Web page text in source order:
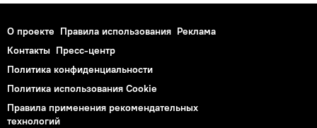
О проекте Правила использования Реклама
Контакты Пресс-центр
Политика конфиденциальности
Политика использования Cookie
Правила применения рекомендательных
технологий